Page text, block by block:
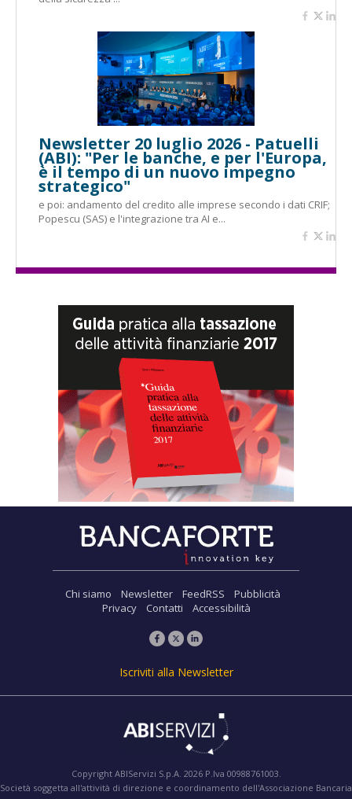
Newsletter 20 luglio 2026 - Patuelli
(ABI): "Per le banche, e per l'Europa,
è il tempo di un nuovo impegno
strategico"
e poi: andamento del credito alle imprese secondo i dati CRIF;
Popescu (SAS) e l'integrazione tra AI e...
Chi siamo Newsletter FeedRSS
Pubblicità
Privacy
Contatti Accessibilità
Iscriviti alla Newsletter
Copyright ABIServizi S.p.A. 2026 P.Iva 00988761003.
Società soggetta all'attività di direzione e coordinamento dell'Associazione Bancaria